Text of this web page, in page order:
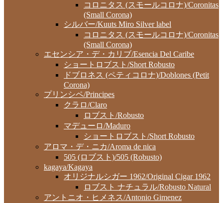
コロニタス (スモールコロナ)/Coronitas
(Small Corona)
シルバー/Kuuts Miro Silver label
コロニタス (スモールコロナ)/Coronitas
(Small Corona)
エセンシア・デ・カリブ/Esencia Del Caribe
ショートロブスト/Short Robusto
ドブロネス (ペティコロナ)/Doblones (Petit
Corona)
プリンシペ/Principes
クラロ/Claro
ロブスト/Robusto
マデューロ/Maduro
ショートロブスト/Short Robusto
アロマ・デ・ニカ/Aroma de nica
505 (ロブスト)/505 (Robusto)
kagaya/Kagaya
オリジナルシガー 1962/Original Cigar 1962
ロブスト ナチュラル/Robusto Natural
アントニオ・ヒメネス/Antonio Gimenez